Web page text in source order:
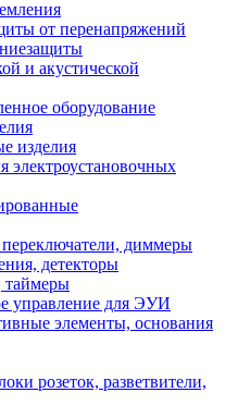
от перенапряжений
и акустической
оборудование
изделия
электроустановочных
диммеры
детекторы
таймеры
управление для ЭУИ
элементы, основания
розеток, разветвители,